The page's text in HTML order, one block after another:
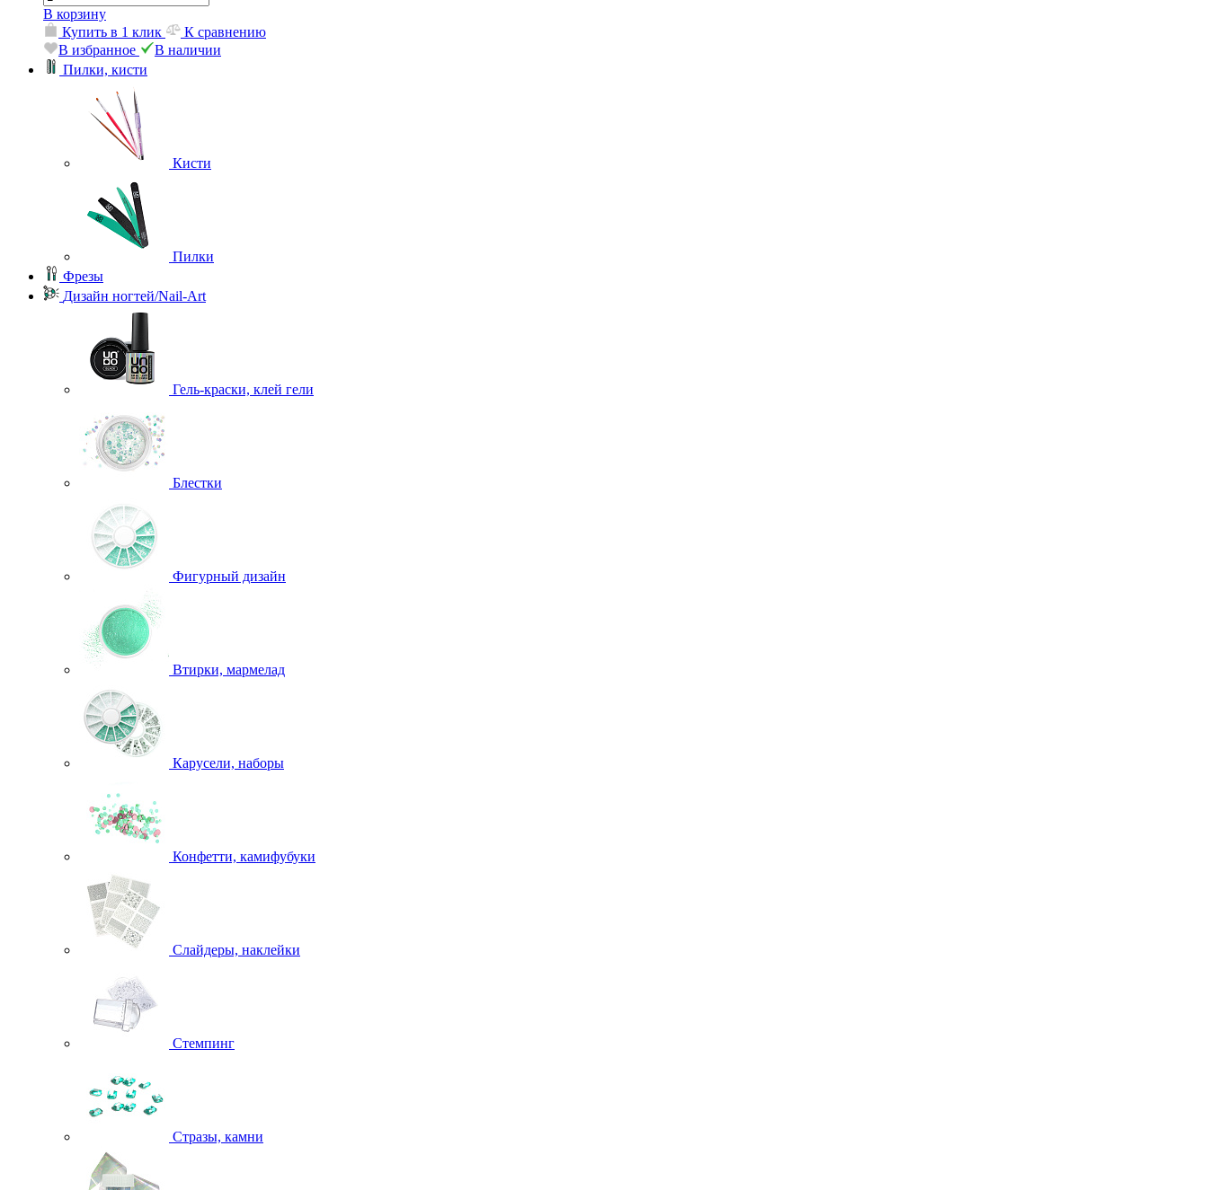
В корзину
Купить в 1 клик
К сравнению
В избранное
В наличии
Пилки, кисти
Кисти
Пилки
Фрезы
Дизайн ногтей/Nail-Art
Гель-краски, клей гели
Блестки
Фигурный дизайн
Втирки, мармелад
Карусели, наборы
Конфетти, камифубуки
Слайдеры, наклейки
Стемпинг
Стразы, камни